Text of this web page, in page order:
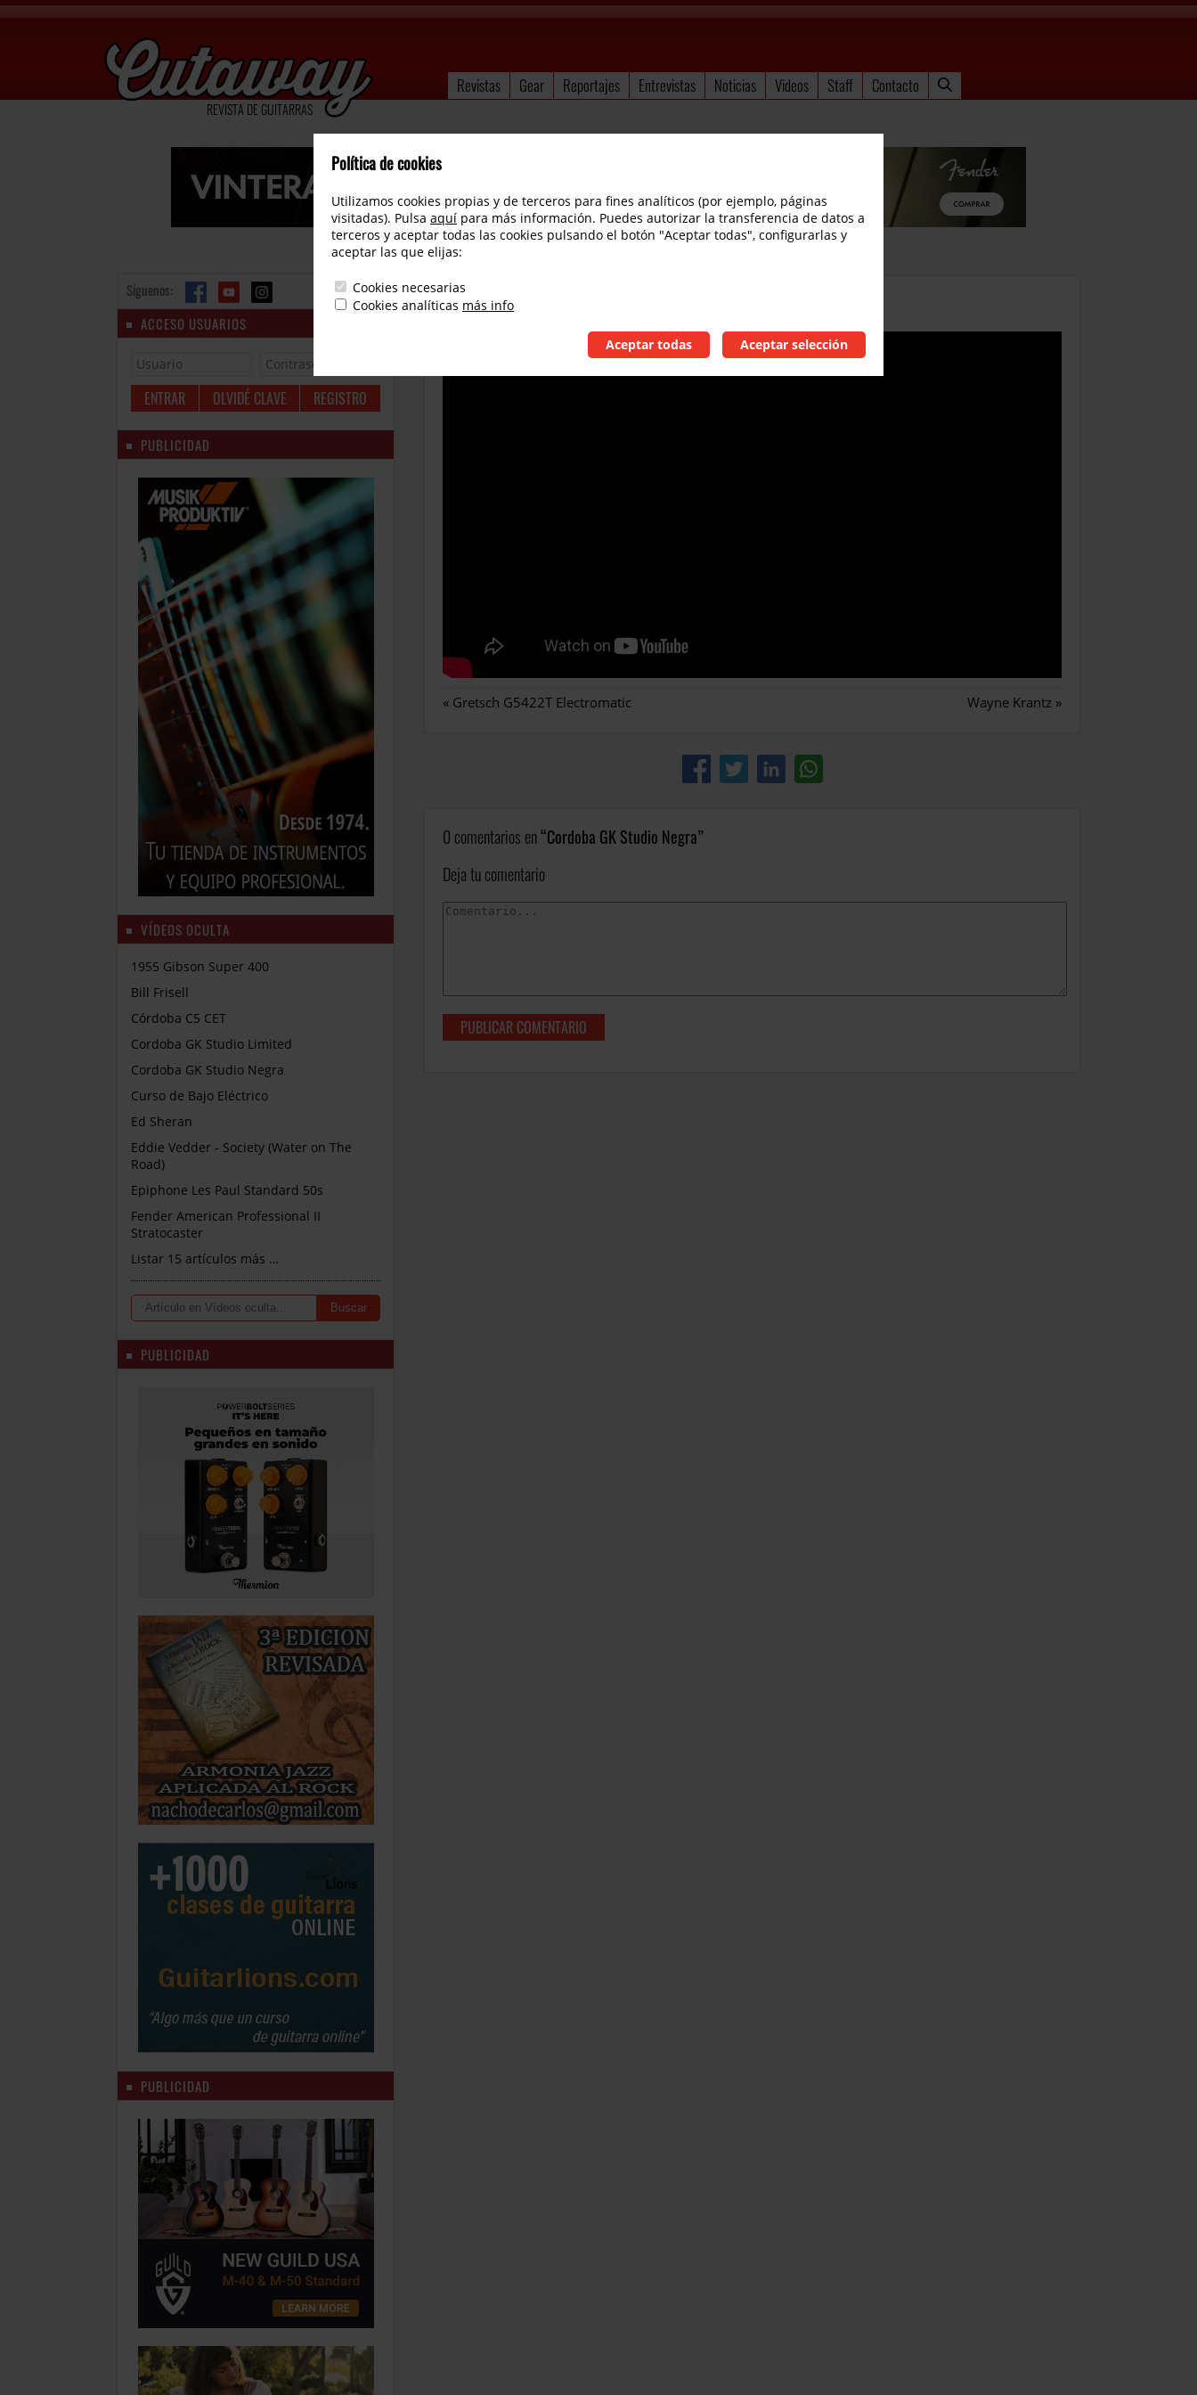
REVISTA DE GUITARRAS
Revistas Gear Reportajes Entrevistas Noticias Videos Staff Contacto
Cordoba GK Studio Negra
Joan Soler en una demo de la Cordoba GK Studio Negra
« Gretsch G5422T Electromatic Wayne Krantz »
0 comentarios en Cordoba GK Studio Negra
Deja tu comentario
Síguenos:
ACCESO USUARIOS
OLVIDÉ CLAVE REGISTRO
PUBLICIDAD
VÍDEOS OCULTA
1955 Gibson Super 400
Bill Frisell
Córdoba C5 CET
Cordoba GK Studio Limited
Cordoba GK Studio Negra
Curso de Bajo Eléctrico
Ed Sheran
Eddie Vedder - Society (Water on The
Road)
Epiphone Les Paul Standard 50s
Fender American Professional II
Stratocaster
Listar 15 artículos más …
PUBLICIDAD
PUBLICIDAD
Política de cookies
Utilizamos cookies propias y de terceros para fines analíticos (por ejemplo, páginas
visitadas). Pulsa aquí para más información. Puedes autorizar la transferencia de datos a
terceros y aceptar todas las cookies pulsando el botón "Aceptar todas", configurarlas y
aceptar las que elijas:
Cookies necesarias
Cookies analíticas más info
Aceptar todas Aceptar selección